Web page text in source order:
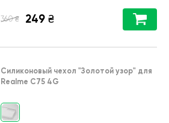
360 ₴ 249 ₴
Силиконовый чехол "Золотой узор" для
Realme C75 4G